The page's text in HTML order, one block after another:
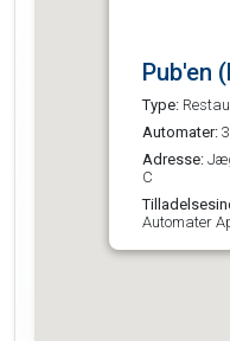
Pub'en
Type:
Automater: 3
Adresse:
C
Automater